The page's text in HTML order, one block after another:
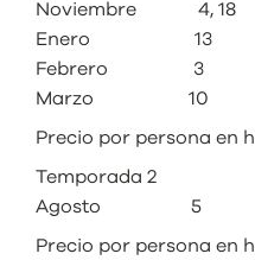
Noviembre 4, 18
Enero 13
Febrero 3
Marzo 10
Precio por persona en
Temporada 2
Agosto 5
Precio por persona en